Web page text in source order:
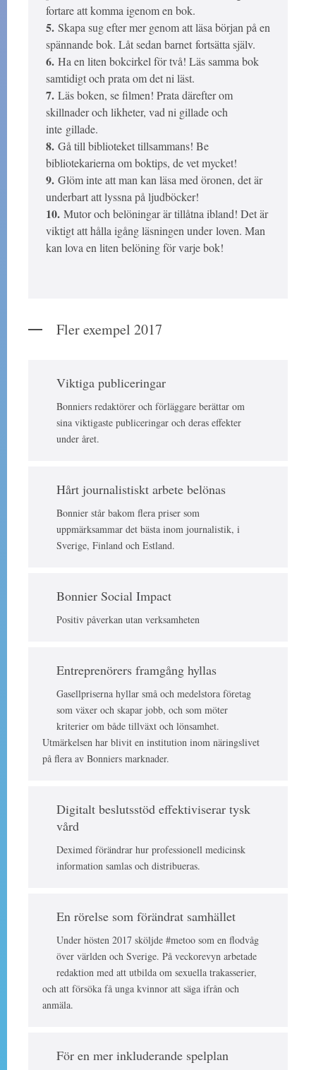
fortare att komma igenom en bok.
5. Skapa sug efter mer genom att läsa början på en
spännande bok. Låt sedan barnet fortsätta själv.
6. Ha en liten bokcirkel för två! Läs samma bok
samtidigt och prata om det ni läst.
7. Läs boken, se filmen! Prata därefter om
skillnader och likheter, vad ni gillade och
inte gillade.
8. Gå till biblioteket tillsammans! Be
bibliotekarierna om boktips, de vet mycket!
9. Glöm inte att man kan läsa med öronen, det är
underbart att lyssna på ljudböcker!
10. Mutor och belöningar är tillåtna ibland! Det är
viktigt att hålla igång läsningen under loven. Man
kan lova en liten belöning för varje bok!
Fler exempel 2017
Viktiga publiceringar
Bonniers redaktörer och förläggare berättar om
sina viktigaste publiceringar och deras effekter
under året.
Hårt journalistiskt arbete belönas
Bonnier står bakom flera priser som
uppmärksammar det bästa inom journalistik, i
Sverige, Finland och Estland.
Bonnier Social Impact
Positiv påverkan utan verksamheten
Entreprenörers framgång hyllas
Gasellpriserna hyllar små och medelstora företag
som växer och skapar jobb, och som möter
kriterier om både tillväxt och lönsamhet.
Utmärkelsen har blivit en institution inom näringslivet
på flera av Bonniers marknader.
Digitalt beslutsstöd effektiviserar tysk
vård
Deximed förändrar hur professionell medicinsk
information samlas och distribueras.
En rörelse som förändrat samhället
Under hösten 2017 sköljde #metoo som en flodvåg
över världen och Sverige. På veckorevyn arbetade
redaktion med att utbilda om sexuella trakasserier,
och att försöka få unga kvinnor att säga ifrån och
anmäla.
För en mer inkluderande spelplan